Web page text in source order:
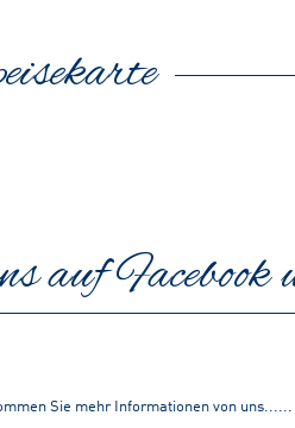
auf Facebook
Sie mehr Informationen von